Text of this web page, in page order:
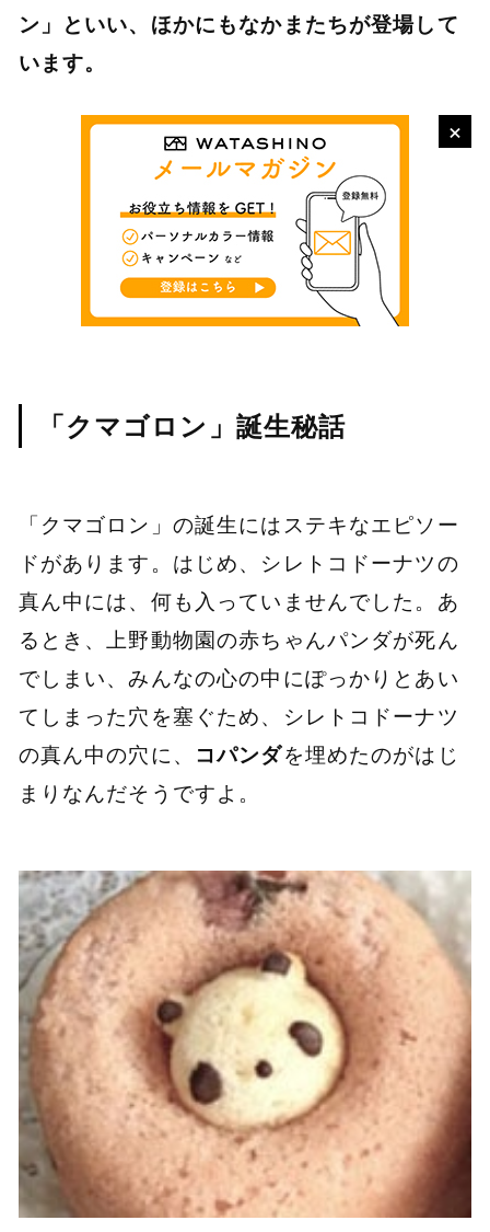
ン」といい、ほかにもなかまたちが登場して
います。
×
「クマゴロン」誕生秘話
「クマゴロン」の誕生にはステキなエピソー
ドがあります。はじめ、シレトコドーナツの
真ん中には、何も入っていませんでした。あ
るとき、上野動物園の赤ちゃんパンダが死ん
でしまい、みんなの心の中にぽっかりとあい
てしまった穴を塞ぐため、シレトコドーナツ
の真ん中の穴に、 コパンダを埋めたのがはじ
まりなんだそうですよ。